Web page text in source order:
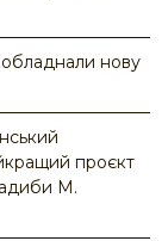
обладнали нову
проєкт
М.